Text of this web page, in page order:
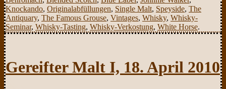
Knockando, Originalabfüllungen, Single Malt, Speyside, The
Antiquary, The Famous Grouse, Vintages, Whisky, Whisky-
Seminar, Whisky-Tasting, Whisky-Verkostung, White Horse.
Gereifter Malt I, 18. April 2010